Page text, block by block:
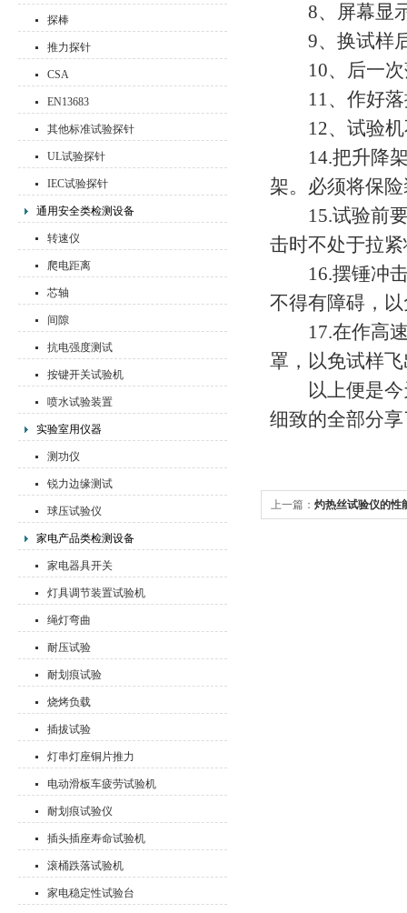
探棒
推力探针
CSA
EN13683
其他标准试验探针
UL试验探针
IEC试验探针
通用安全类检测设备
转速仪
爬电距离
芯轴
间隙
抗电强度测试
按键开关试验机
喷水试验装置
实验室用仪器
测功仪
锐力边缘测试
球压试验仪
家电产品类检测设备
家电器具开关
灯具调节装置试验机
绳灯弯曲
耐压试验
耐划痕试验
烧烤负载
插拔试验
灯串灯座铜片推力
电动滑板车疲劳试验机
耐划痕试验仪
插头插座寿命试验机
滚桶跌落试验机
家电稳定性试验台
8、屏幕显示
9、换试样后
10、后一次
11、作好落
12、试验机
14.把升降架
架。必须将保
15.试验前要
击时不处于拉
16.摆锤冲击
不得有障碍，
17.在作高速
罩，以免试样
以上便是今
细致的全部分
上一篇： 灼热丝试验仪的性